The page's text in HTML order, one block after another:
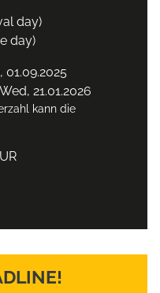
day)
day)
01.09.2025
Wed, 21.01.2026
kann die